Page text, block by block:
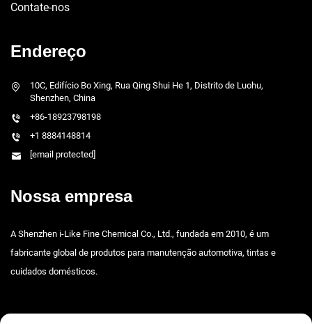
Contate-nos
Endereço
10C, Edifício Bo Xing, Rua Qing Shui He 1, Distrito de Luohu,
Shenzhen, China
+86-18923798198
+1 8884148814
[email protected]
Nossa empresa
A Shenzhen i-Like Fine Chemical Co., Ltd., fundada em 2010, é um
fabricante global de produtos para manutenção automotiva, tintas e
cuidados domésticos.